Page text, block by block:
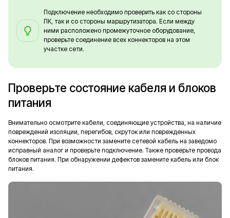
Подключение необходимо проверить как со стороны
ПК, так и со стороны маршрутизатора. Если между
ними расположено промежуточное оборудование,
проверьте соединение всех коннекторов на этом
участке сети.
Проверьте состояние кабеля и блоков
питания
Внимательно осмотрите кабели, соединяющие устройства, на наличие
повреждений изоляции, перегибов, скруток или поврежденных
коннекторов. При возможности замените сетевой кабель на заведомо
исправный аналог и проверьте подключение. Также проверьте провода
блоков питания. При обнаружении дефектов замените кабель или блок
питания.